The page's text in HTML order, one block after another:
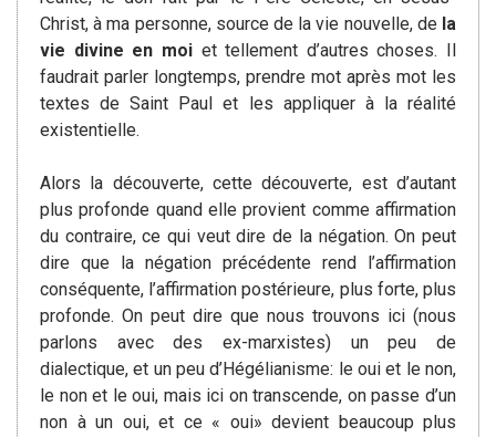
Christ, à ma personne, source de la vie nouvelle, de la
vie divine en moiet tellement d’autres choses. Il
faudrait parler longtemps, prendre mot après mot les
textes de Saint Paul et les appliquer à la réalité
existentielle.
Alors la découverte, cette découverte, est d’autant
plus profonde quand elle provient comme affirmation
du contraire, ce qui veut dire de la négation. On peut
dire que la négation précédente rend l’affirmation
conséquente, l’affirmation postérieure, plus forte, plus
profonde. On peut dire que nous trouvons ici (nous
parlons avec des ex-marxistes) un peu de
dialectique, et un peu d’Hégélianisme: le oui et le non,
le non et le oui, mais ici on transcende, on passe d’un
non à un oui, et ce « oui» devient beaucoup plus